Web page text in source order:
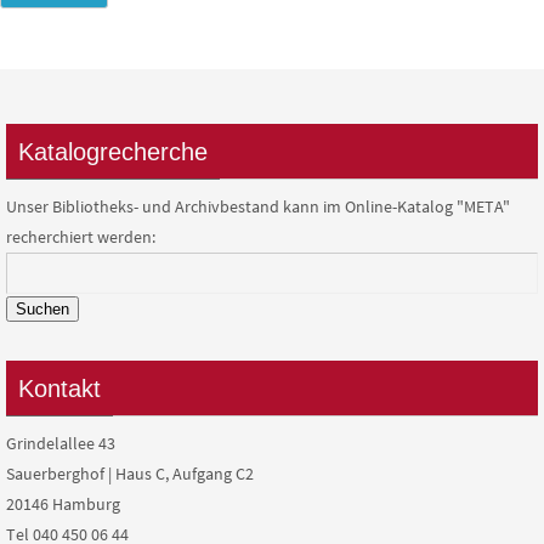
Katalogrecherche
Unser Bibliotheks- und Archivbestand kann im Online-Katalog "META"
recherchiert werden:
Suchen
Kontakt
Grindelallee 43
Sauerberghof | Haus C, Aufgang C2
20146 Hamburg
Tel 040 450 06 44